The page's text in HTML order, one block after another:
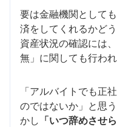
要は金融機関として
済をしてくれるかど
資産状況の確認には
無」に関しても行われ
「アルバイトでも正
のではないか」と思
かし 「いつ辞めさせ